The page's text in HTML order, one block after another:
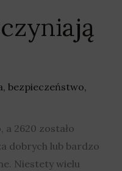
, bezpieczeństwo,
a 2620 zostało
dobrych lub bardzo
Niestety wielu